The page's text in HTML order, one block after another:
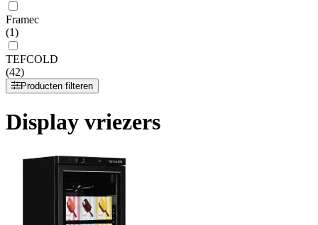
Framec
(1)
TEFCOLD
(42)
Producten filteren
Display vriezers